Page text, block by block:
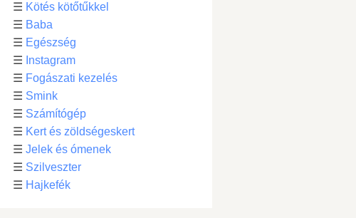
☰ Kötés kötőtűkkel
☰ Baba
☰ Egészség
☰ Instagram
☰ Fogászati kezelés
☰ Smink
☰ Számítógép
☰ Kert és zöldségeskert
☰ Jelek és ómenek
☰ Szilveszter
☰ Hajkefék